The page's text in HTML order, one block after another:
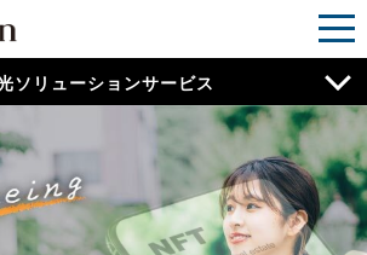
ソリューションサービス